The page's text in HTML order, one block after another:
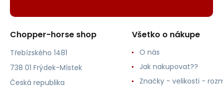
Chopper-horse shop
Třebízského 1481
738 01 Frýdek-Místek
Česká republika
Všetko o nákupe
O nás
Jak nakupovat??
Značky - velikosti -